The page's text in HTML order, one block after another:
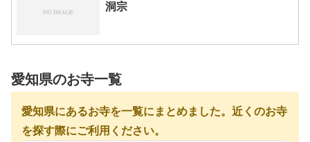
洞宗
愛知県のお寺一覧
愛知県にあるお寺を一覧にまとめました。近くのお寺
を探す際にご利用ください。